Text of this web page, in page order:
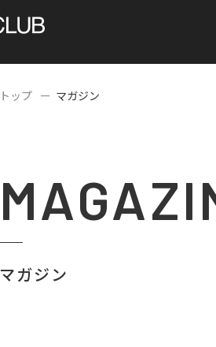
トップ マガジン
マガジン